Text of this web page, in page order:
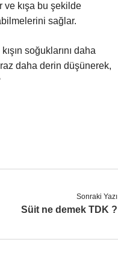
ve kışa bu şekilde
sağlar.
soğuklarını daha
daha derin düşünerek,
Sonraki Yazı
Süit ne demek TDK ?